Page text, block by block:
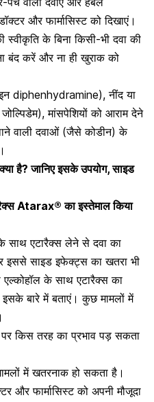
और फार्मासिस्ट को दिखाएं।
के बिना किसी-भी दवा की
बंद करें और ना ही खुराक को
diphenhydramine), नींद या
जोल्पिडेम), मांसपेशियों को आराम देने
वाली दवाओं (जैसे कोडीन) के
है? जानिए इसके उपयोग, साइड
Atarax® का इस्तेमाल किया
साथ एटारैक्स लेने से दवा का
इससे साइड इफेक्ट्स का खतरा भी
के साथ एटारैक्स का
बारे में बताएं। कुछ मामलों में
किस तरह का प्रभाव पड़ सकता
में खतरनाक हो सकता है।
फार्मासिस्ट को अपनी मौजूदा